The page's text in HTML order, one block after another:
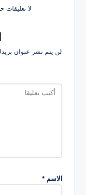
لا تعليقات
لن يتم نشر عنوان
الاسم*